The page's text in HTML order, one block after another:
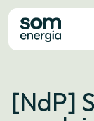
Tarifas
Servizos
[NdP]